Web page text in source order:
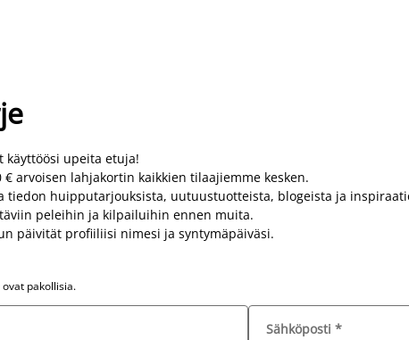
käyttöösi upeita etuja!
arvoisen lahjakortin kaikkien tilaajiemme kesken.
tiedon huipputarjouksista, uutuustuotteista, blogeista ja
peleihin ja kilpailuihin ennen muita.
päivität profiiliisi nimesi ja syntymäpäiväsi.
pakollisia.
Sähköposti *